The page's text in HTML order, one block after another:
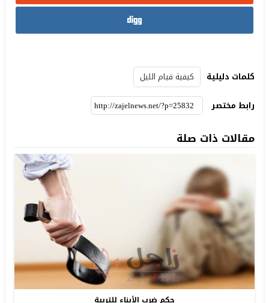
كلمات دليلية
كيفية قيام الليل
رابط مختصر
مقالات ذات صلة
حكم ضرب الأبناء للتربية